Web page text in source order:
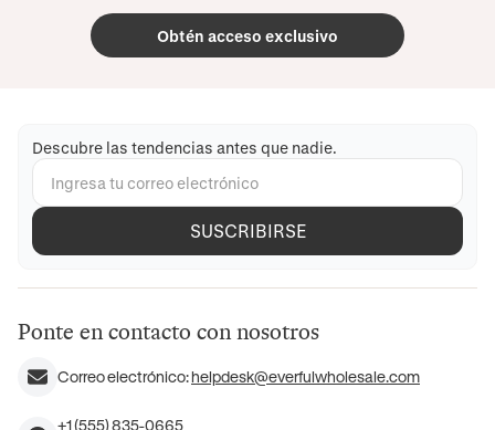
Obtén acceso exclusivo
Descubre las tendencias antes que nadie.
SUSCRIBIRSE
Ponte en contacto con nosotros
Correo electrónico:helpdesk@everfulwholesale.com
+1 (555) 835-0665